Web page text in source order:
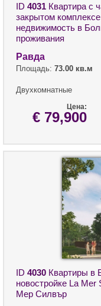
ID 4031 Квартира с
закрытом
недвижимость в
проживания
Равда
Площадь: 73.00 кв.м
Двухкомнатные
Цена:
€ 79,900
ID 4030 Квартиры в
новостройке La
Мер Силвър